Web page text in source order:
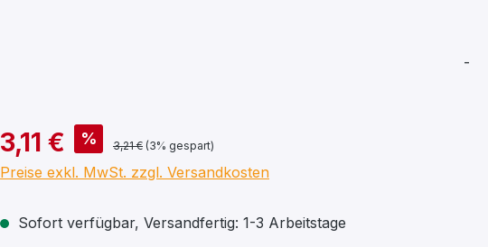
-
3,11 € % 3,21 € (3% gespart)
Preise exkl. MwSt. zzgl. Versandkosten
Sofort verfügbar, Versandfertig: 1-3 Arbeitstage